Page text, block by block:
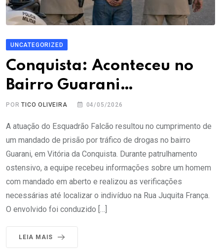
UNCATEGORIZED
Conquista: Aconteceu no
Bairro Guarani…
PORTICO OLIVEIRA 04/05/2026
A atuação do Esquadrão Falcão resultou no cumprimento de
um mandado de prisão por tráfico de drogas no bairro
Guarani, em Vitória da Conquista. Durante patrulhamento
ostensivo, a equipe recebeu informações sobre um homem
com mandado em aberto e realizou as verificações
necessárias até localizar o indivíduo na Rua Juquita França.
O envolvido foi conduzido […]
LEIA MAIS